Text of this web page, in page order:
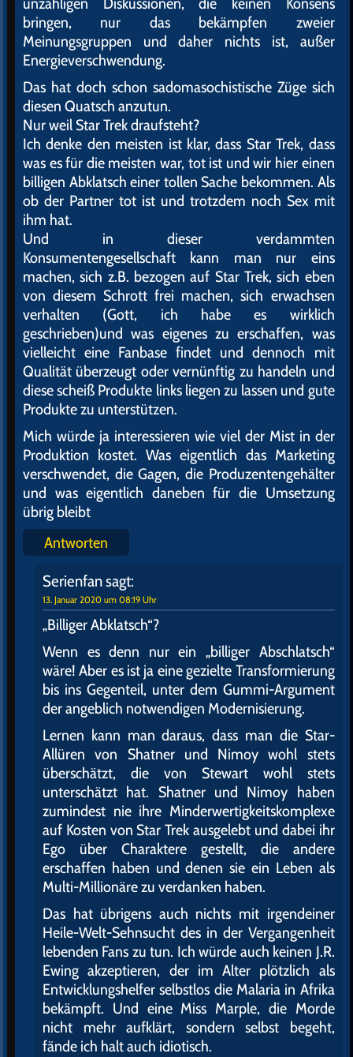
bringen, nur das bekämpfen zweier
Meinungsgruppen und daher nichts ist, außer
Energieverschwendung.
Das hat doch schon sadomasochistische Züge sich
diesen Quatsch anzutun.
Nur weil Star Trek draufsteht?
Ich denke den meisten ist klar, dass Star Trek, dass
was es für die meisten war, tot ist und wir hier einen
billigen Abklatsch einer tollen Sache bekommen. Als
ob der Partner tot ist und trotzdem noch Sex mit
ihm hat.
Und in dieser verdammten
Konsumentengesellschaft kann man nur eins
machen, sich z.B. bezogen auf Star Trek, sich eben
von diesem Schrott frei machen, sich erwachsen
verhalten (Gott, ich habe es wirklich
geschrieben)und was eigenes zu erschaffen, was
vielleicht eine Fanbase findet und dennoch mit
Qualität überzeugt oder vernünftig zu handeln und
diese scheiß Produkte links liegen zu lassen und gute
Produkte zu unterstützen.
Mich würde ja interessieren wie viel der Mist in der
Produktion kostet. Was eigentlich das Marketing
verschwendet, die Gagen, die Produzentengehälter
und was eigentlich daneben für die Umsetzung
übrig bleibt
Antworten
Serienfansagt:
13. Januar 2020 um 08:19 Uhr
„Billiger Abklatsch“?
Wenn es denn nur ein „billiger Abschlatsch“
wäre! Aber es ist ja eine gezielte Transformierung
bis ins Gegenteil, unter dem Gummi-Argument
der angeblich notwendigen Modernisierung.
Lernen kann man daraus, dass man die Star-
Allüren von Shatner und Nimoy wohl stets
überschätzt, die von Stewart wohl stets
unterschätzt hat. Shatner und Nimoy haben
zumindest nie ihre Minderwertigkeitskomplexe
auf Kosten von Star Trek ausgelebt und dabei ihr
Ego über Charaktere gestellt, die andere
erschaffen haben und denen sie ein Leben als
Multi-Millionäre zu verdanken haben.
Das hat übrigens auch nichts mit irgendeiner
Heile-Welt-Sehnsucht des in der Vergangenheit
lebenden Fans zu tun. Ich würde auch keinen J.R.
Ewing akzeptieren, der im Alter plötzlich als
Entwicklungshelfer selbstlos die Malaria in Afrika
bekämpft. Und eine Miss Marple, die Morde
nicht mehr aufklärt, sondern selbst begeht,
fände ich halt auch idiotisch.